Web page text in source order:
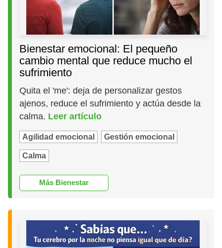
Bienestar emocional: El pequeño
cambio mental que reduce mucho el
sufrimiento
Quita el 'me': deja de personalizar gestos
ajenos, reduce el sufrimiento y actúa desde la
calma. Leer artículo
Agilidad emocional Gestión emocional
Calma
Más Bienestar